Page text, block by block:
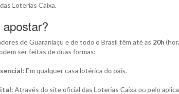
Loterias Caixa.
de Guaraniaçu e de todo o Brasil têm até as 20h
ser feitas de duas formas:
Em qualquer casa lotérica do país.
Através do site oficial das Loterias Caixa ou pelo